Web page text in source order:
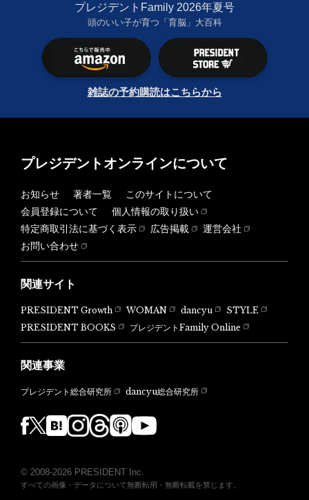
プレジデントFamily 2026年夏号
頭のいい子が育つ「育脳」大百科
雑誌の予約購読はこちらから
プレジデントオンラインについて
お知らせ 著者一覧
このサイトについて
会員登録について
個人情報の取り扱い
特定商取引法に基づく表示
広告掲載
運営会社
お問い合わせ
関連サイト
PRESIDENT Growth WOMAN dancyu
STYLE
PRESIDENT BOOKS
プレジデントFamily Online
関連事業
プレジデント総合研究所 dancyu総合研究所
© 2008-2026 PRESIDENT Inc.
すべての画像・データについて無断転用・無断転載を禁じます。